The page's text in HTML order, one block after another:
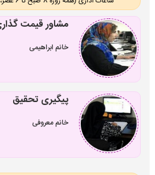
مشاور قیمت
خانم ابراهیمی
پیگیری تحقیق
خانم معروفی